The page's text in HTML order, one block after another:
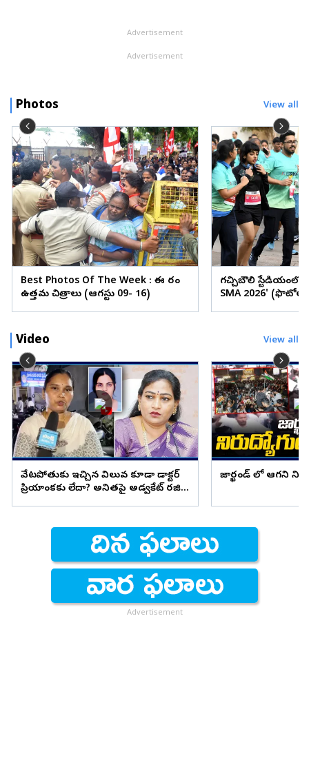
Advertisement
Advertisement
Photos View all
Best Photos Of The Week : ఈ వారం
ఉత్తమ చిత్రాలు (ఆగస్టు 09- 16)
గచ్చిబౌలి స్టేడియంలో
SMA 2026'
Video View all
వేటపోతుకు ఇచ్చిన విలువ కూడా డాక్టర్
ప్రియాంకకు లేదా? అనితపై అడ్వకేట్ రజిని
జార్ఖండ్ లో ఆగని
Advertisement